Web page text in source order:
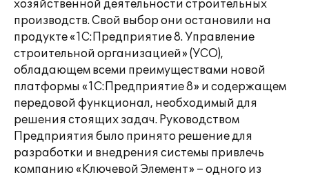
хозяйственной деятельности строительных
производств. Свой выбор они остановили на
продукте «1С:Предприятие 8. Управление
строительной организацией» (УСО),
обладающем всеми преимуществами новой
платформы «1С:Предприятие 8» и содержащем
передовой функционал, необходимый для
решения стоящих задач. Руководством
Предприятия было принято решение для
разработки и внедрения системы привлечь
компанию «Ключевой Элемент» – одного из